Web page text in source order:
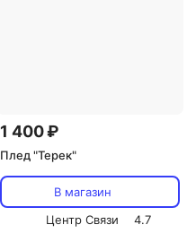
1 400 ₽
Плед "Терек"
В магазин
Центр Связи
4.7